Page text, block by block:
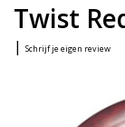
Twist
| Schrijf je eigen review